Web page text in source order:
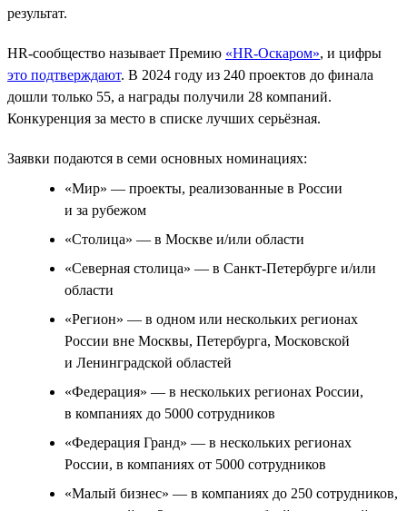
результат.
HR-сообщество называет Премию «HR-Оскаром», и цифры
это подтверждают. В 2024 году из 240 проектов до финала
дошли только 55, а награды получили 28 компаний.
Конкуренция за место в списке лучших серьёзная.
Заявки подаются в семи основных номинациях:
«Мир» — проекты, реализованные в России
и за рубежом
«Столица» — в Москве и/или области
«Северная столица» — в Санкт-Петербурге и/или
области
«Регион» — в одном или нескольких регионах
России вне Москвы, Петербурга, Московской
и Ленинградской областей
«Федерация» — в нескольких регионах России,
в компаниях до 5000 сотрудников
«Федерация Гранд» — в нескольких регионах
России, в компаниях от 5000 сотрудников
«Малый бизнес» — в компаниях до 250 сотрудников,